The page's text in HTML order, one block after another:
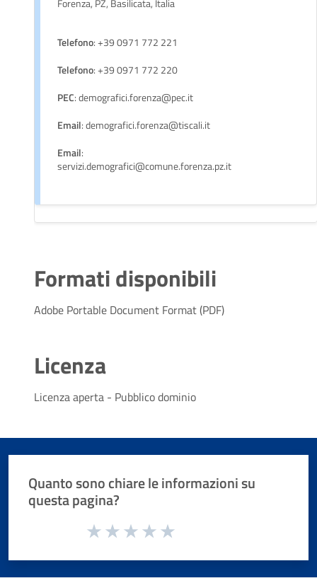
Forenza, PZ, Basilicata, Italia
Telefono: +39 0971 772 221
Telefono: +39 0971 772 220
PEC: demografici.forenza@pec.it
Email: demografici.forenza@tiscali.it
Email:
servizi.demografici@comune.forenza.pz.it
Formati disponibili
Adobe Portable Document Format (PDF)
Licenza
Licenza aperta - Pubblico dominio
Quanto sono chiare le informazioni su
questa pagina?
Valuta da 1 a 5 stelle la pagina